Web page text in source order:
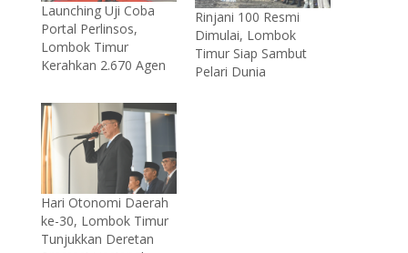
Launching Uji Coba
Portal Perlinsos,
Lombok Timur
Kerahkan 2.670 Agen
Rinjani 100 Resmi
Dimulai, Lombok
Timur Siap Sambut
Pelari Dunia
Hari Otonomi Daerah
ke-30, Lombok Timur
Tunjukkan Deretan